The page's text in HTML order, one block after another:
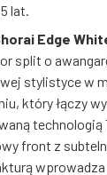
lat.
Edge
split o
stylistyce w
który łączy
technologią
front z